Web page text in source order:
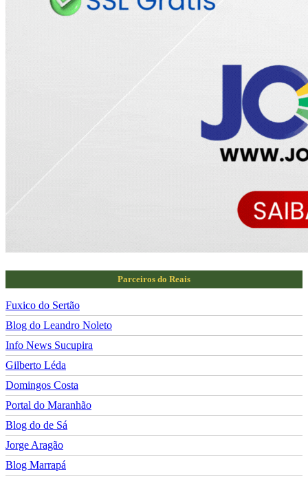
Parceiros do Reais
Fuxico do Sertão
Blog do Leandro Noleto
Info News Sucupira
Gilberto Léda
Domingos Costa
Portal do Maranhão
Blog do de Sá
Jorge Aragão
Blog Marrapá